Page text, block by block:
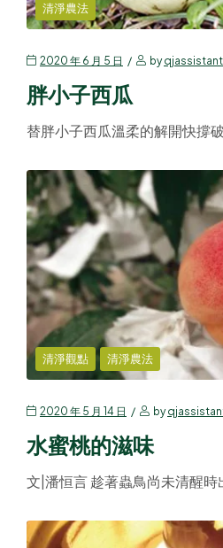
清淨農法
2020 年 6 月 5 日 byqjassistant
胖小子西瓜
替胖小子西瓜溫柔的解開快撐
清淨觀點 清淨農法
2020 年 5 月 14 日 by
水蜜桃的滋味
文|潘恒言 趁著蟲鳥尚未清醒時